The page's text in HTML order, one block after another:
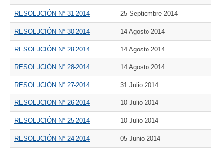
RESOLUCIÓN N° 31-2014 25 Septiembre 2014
RESOLUCIÓN N° 30-2014 14 Agosto 2014
RESOLUCIÓN N° 29-2014 14 Agosto 2014
RESOLUCIÓN N° 28-2014 14 Agosto 2014
RESOLUCIÓN N° 27-2014 31 Julio 2014
RESOLUCIÓN N° 26-2014 10 Julio 2014
RESOLUCIÓN N° 25-2014 10 Julio 2014
RESOLUCIÓN N° 24-2014 05 Junio 2014